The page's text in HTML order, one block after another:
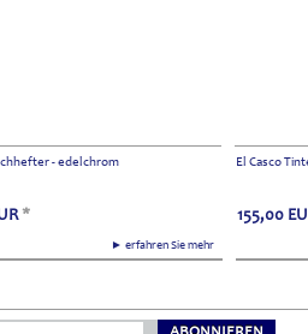
- edelchrom
► erfahren Sie mehr
*
El Casco
155,00